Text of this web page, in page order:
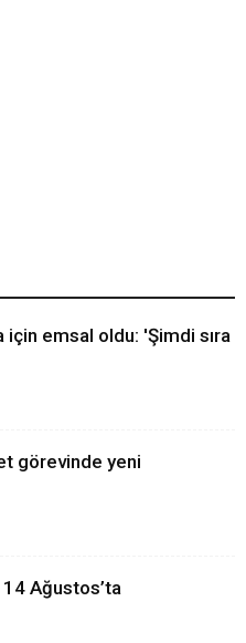
için emsal oldu: 'Şimdi sıra
görevinde yeni
14 Ağustos’ta